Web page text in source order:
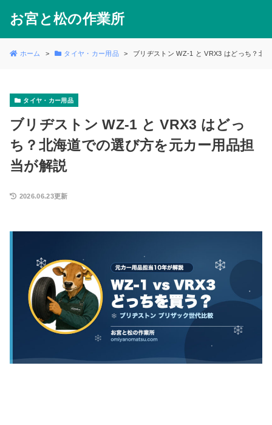
お宮と松の作業所
ホーム タイヤ・カー用品 ブリヂストン WZ-1 と VRX3 はどっち？北
タイヤ・カー用品
ブリヂストン WZ-1 と VRX3 はどっ
ち？北海道での選び方を元カー用品担
当が解説
2026.06.23更新